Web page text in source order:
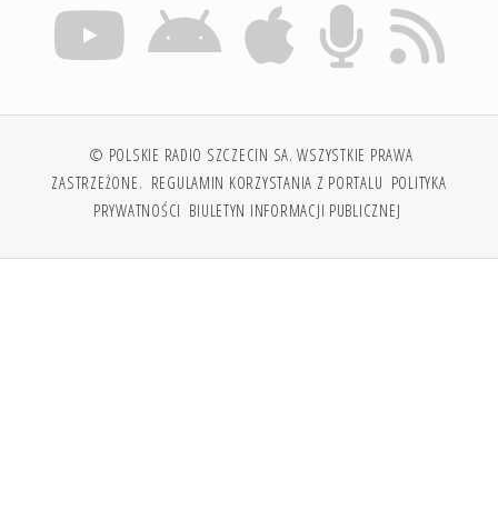
© POLSKIE RADIO SZCZECIN SA. WSZYSTKIE PRAWA
ZASTRZEŻONE. REGULAMIN KORZYSTANIA Z PORTALU POLITYKA
PRYWATNOŚCI BIULETYN INFORMACJI PUBLICZNEJ